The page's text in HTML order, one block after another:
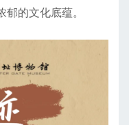
的文化底蕴。